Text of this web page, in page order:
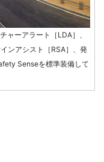
ャーアラート［LDA］、
ンアシスト［RSA］、発
Senseを標準装備して